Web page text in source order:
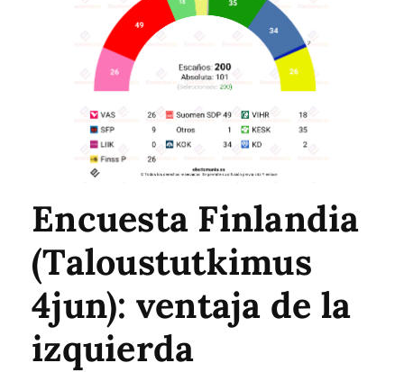
Encuesta Finlandia
(Taloustutkimus
4jun): ventaja de la
izquierda